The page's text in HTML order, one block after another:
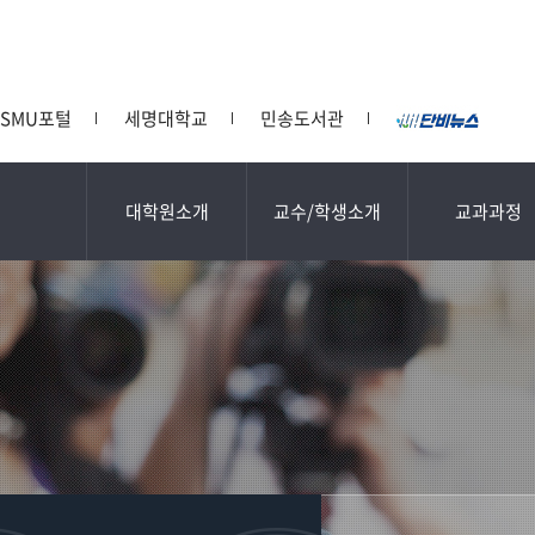
SMU포털 세명대학교 민송도서관
대학원소개 교수/학생소개 교과과정